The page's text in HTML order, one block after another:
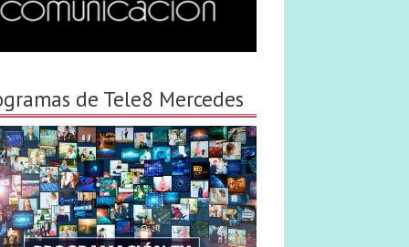
de Tele8 Mercedes